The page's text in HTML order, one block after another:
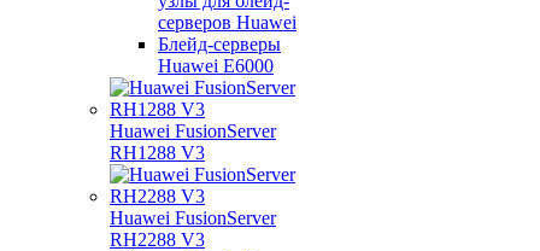
серверов Huawei
Блейд-серверы
Huawei E6000
Huawei FusionServer
RH1288 V3
Huawei FusionServer
RH2288 V3